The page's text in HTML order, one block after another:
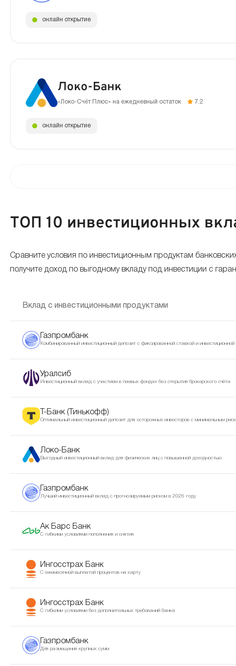
онлайн открытие
Локо-Банк
«Локо-Счёт Плюс» на ежедневный остаток 7.2
онлайн открытие
ТОП 10 инвестиционных
Сравните условия по инвестиционным продуктам
получите доход по выгодному вкладу под инвестиции с
Вклад с инвестиционными продуктами
Газпромбанк
Комбинированный инвестиционный депозит с фиксированной ставкой и инвестиционной
Уралсиб
Инвестиционный вклад с участием в паевых фондах без открытия брокерского счёта
Т-Банк (Тинькофф)
Оптимальный инвестиционный депозит для осторожных инвесторов с минимальным
Локо-Банк
Выгодный инвестиционный вклад для физических лиц с повышенной доходностью
Газпромбанк
Лучший инвестиционный вклад с прогнозируемым риском в 2026 году
Ак Барс Банк
С гибкими условиями пополнения и снятия
Ингосстрах Банк
С ежемесячной выплатой процентов на карту
Ингосстрах Банк
С гибкими условиями без дополнительных требований банка
Газпромбанк
Для размещения крупных сумм